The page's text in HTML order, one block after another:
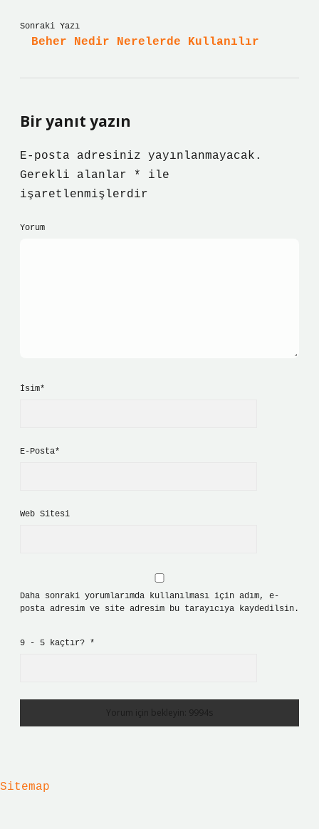
Sonraki Yazı
Beher Nedir Nerelerde Kullanılır
Bir yanıt yazın
E-posta adresiniz yayınlanmayacak.
Gerekli alanlar
*
ile
işaretlenmişlerdir
Yorum
İsim*
E-Posta*
Web Sitesi
Daha sonraki yorumlarımda kullanılması için adım, e-
posta adresim ve site adresim bu tarayıcıya kaydedilsin.
9 - 5 kaçtır? *
Sitemap